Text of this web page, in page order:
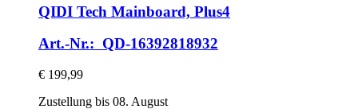
QIDI Tech Mainboard, Plus4
Art.-Nr.: QD-16392818932
€ 199,99
Zustellung bis 08. August